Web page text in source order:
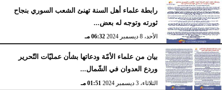
رابطة علماء أهل السنة تهنئ الشعب السوري بنجاح
ثورته وتوجه له بعض...
الأحد، 8 ديسمبر 2024 06:32 مـ
بيان من علماء الأمّة ودعاتها بشأن عمليّات التّحرير
وردع العدوان في الشّمال...
الثلاثاء، 3 ديسمبر 2024 01:51 مـ